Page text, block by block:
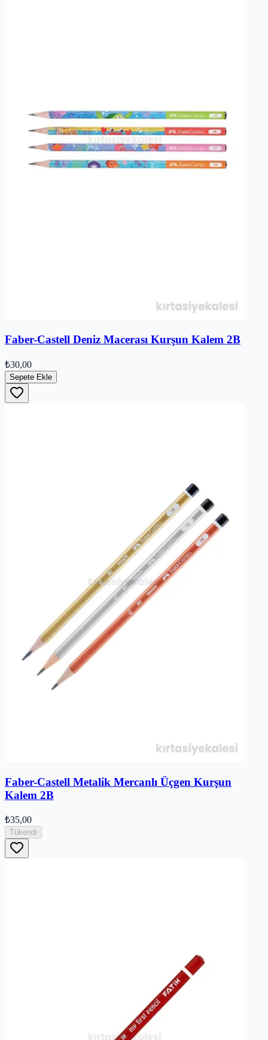
Faber-Castell Deniz Macerası Kurşun Kalem 2B
₺30,00
Sepete Ekle
Faber-Castell Metalik Mercanlı Üçgen Kurşun
Kalem 2B
₺35,00
Tükendi